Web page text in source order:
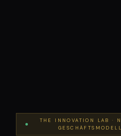
THE INNOVATION LAB ·